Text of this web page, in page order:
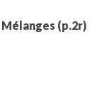
Mélanges (p.2r)